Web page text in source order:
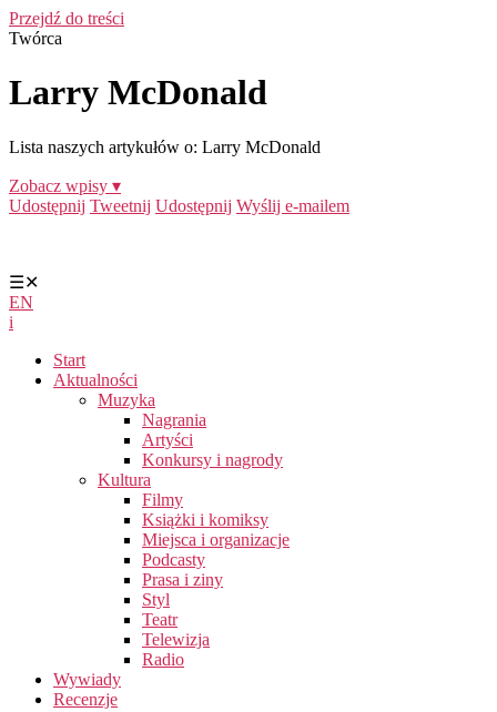
Przejdź do treści
Twórca
Larry McDonald
Lista naszych artykułów o: Larry McDonald
Zobacz wpisy ▾
Udostępnij Tweetnij Udostępnij Wyślij e-mailem
☰✕
EN
i
Start
Aktualności
Muzyka
Nagrania
Artyści
Konkursy i nagrody
Kultura
Filmy
Książki i komiksy
Miejsca i organizacje
Podcasty
Prasa i ziny
Styl
Teatr
Telewizja
Radio
Wywiady
Recenzje